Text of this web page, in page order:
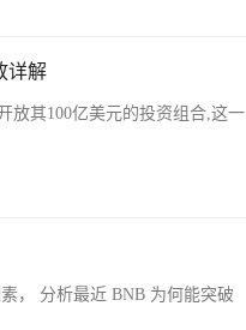
详解
放其100亿美元的投资组合,这一
， 分析最近 BNB 为何能突破